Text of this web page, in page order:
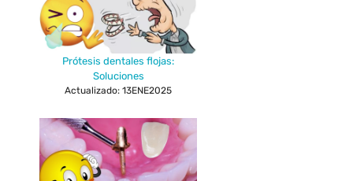
Prótesis dentales flojas:
Soluciones
Actualizado: 13ENE2025